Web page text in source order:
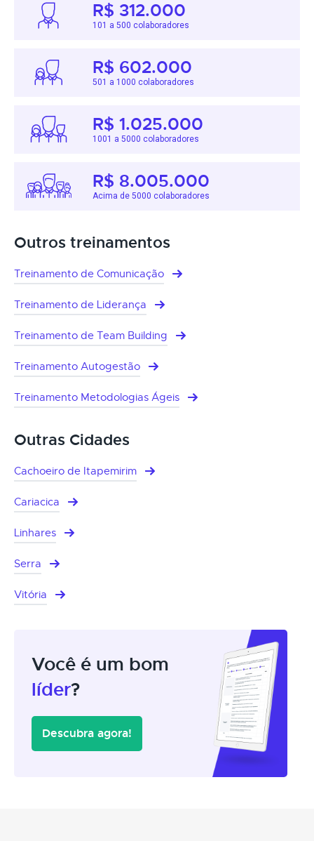
R$ 312.000
101 a 500 colaboradores
R$ 602.000
501 a 1000 colaboradores
R$ 1.025.000
1001 a 5000 colaboradores
R$ 8.005.000
Acima de 5000 colaboradores
Outros treinamentos
Treinamento de Comunicação
Treinamento de Liderança
Treinamento de Team Building
Treinamento Autogestão
Treinamento Metodologias Ágeis
Outras Cidades
Cachoeiro de Itapemirim
Cariacica
Linhares
Serra
Vitória
Você é um bom
líder?
Descubra agora!